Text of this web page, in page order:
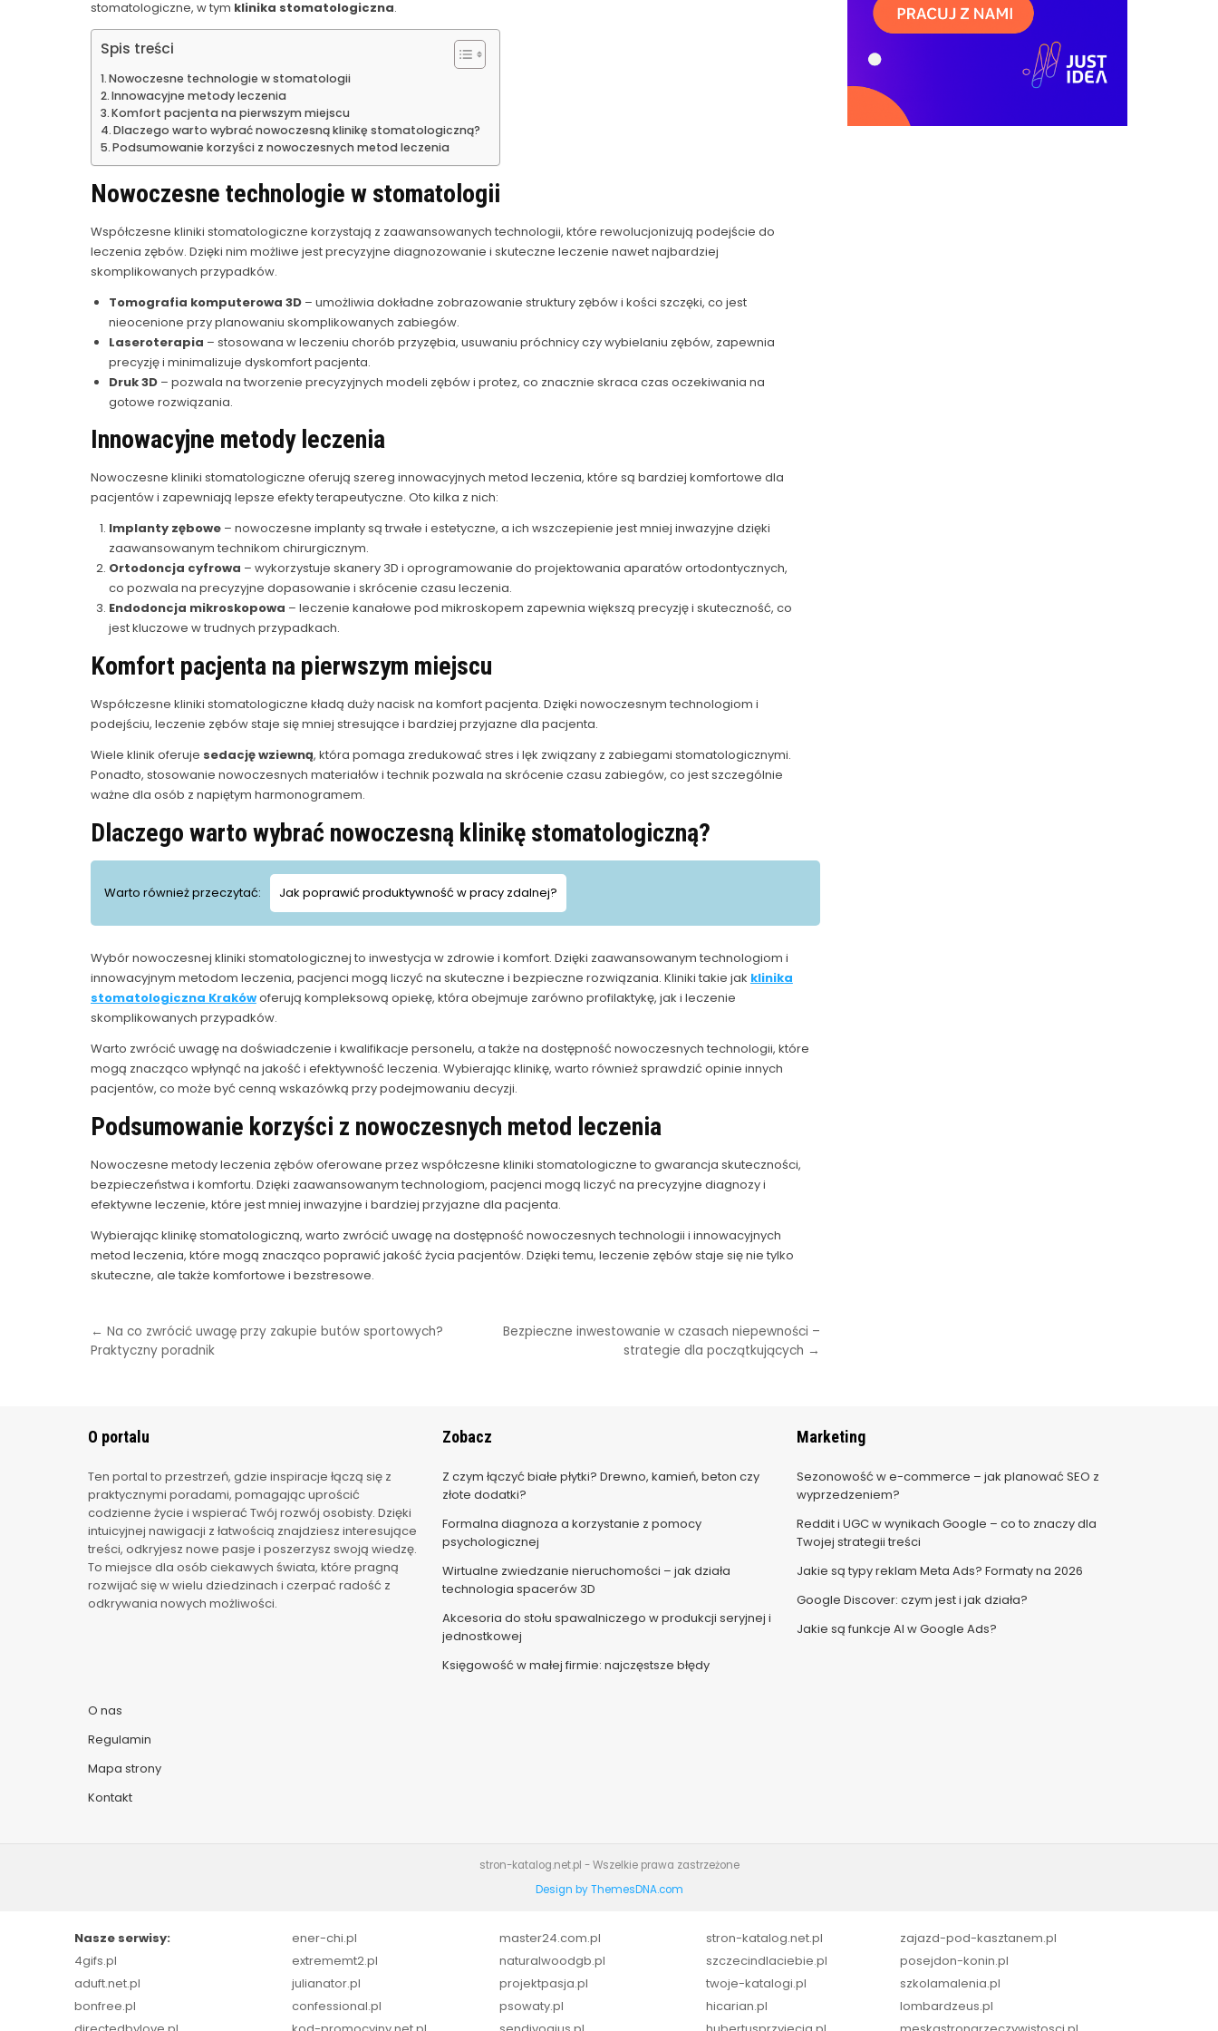
stomatologiczne, w tym klinika stomatologiczna.
Spis treści
Nowoczesne technologie w stomatologii
Innowacyjne metody leczenia
Komfort pacjenta na pierwszym miejscu
Dlaczego warto wybrać nowoczesną klinikę stomatologiczną?
Podsumowanie korzyści z nowoczesnych metod leczenia
Nowoczesne technologie w stomatologii
Współczesne kliniki stomatologiczne korzystają z zaawansowanych technologii, które rewolucjonizują podejście do
leczenia zębów. Dzięki nim możliwe jest precyzyjne diagnozowanie i skuteczne leczenie nawet najbardziej
skomplikowanych przypadków.
Tomografia komputerowa 3D– umożliwia dokładne zobrazowanie struktury zębów i kości szczęki, co jest
nieocenione przy planowaniu skomplikowanych zabiegów.
Laseroterapia – stosowana w leczeniu chorób przyzębia, usuwaniu próchnicy czy wybielaniu zębów, zapewnia
precyzję i minimalizuje dyskomfort pacjenta.
Druk 3D– pozwala na tworzenie precyzyjnych modeli zębów i protez, co znacznie skraca czas oczekiwania na
gotowe rozwiązania.
Innowacyjne metody leczenia
Nowoczesne kliniki stomatologiczne oferują szereg innowacyjnych metod leczenia, które są bardziej komfortowe dla
pacjentów i zapewniają lepsze efekty terapeutyczne. Oto kilka z nich:
Implanty zębowe– nowoczesne implanty są trwałe i estetyczne, a ich wszczepienie jest mniej inwazyjne dzięki
zaawansowanym technikom chirurgicznym.
Ortodoncja cyfrowa – wykorzystuje skanery 3D i oprogramowanie do projektowania aparatów ortodontycznych,
co pozwala na precyzyjne dopasowanie i skrócenie czasu leczenia.
Endodoncja mikroskopowa – leczenie kanałowe pod mikroskopem zapewnia większą precyzję i skuteczność, co
jest kluczowe w trudnych przypadkach.
Komfort pacjenta na pierwszym miejscu
Współczesne kliniki stomatologiczne kładą duży nacisk na komfort pacjenta. Dzięki nowoczesnym technologiom i
podejściu, leczenie zębów staje się mniej stresujące i bardziej przyjazne dla pacjenta.
Wiele klinik oferuje sedację wziewną, która pomaga zredukować stres i lęk związany z zabiegami stomatologicznymi.
Ponadto, stosowanie nowoczesnych materiałów i technik pozwala na skrócenie czasu zabiegów, co jest szczególnie
ważne dla osób z napiętym harmonogramem.
Dlaczego warto wybrać nowoczesną klinikę stomatologiczną?
Warto również przeczytać: Jak poprawić produktywność w pracy zdalnej?
Wybór nowoczesnej kliniki stomatologicznej to inwestycja w zdrowie i komfort. Dzięki zaawansowanym technologiom i
innowacyjnym metodom leczenia, pacjenci mogą liczyć na skuteczne i bezpieczne rozwiązania. Kliniki takie jak klinika
stomatologiczna Krakówoferują kompleksową opiekę, która obejmuje zarówno profilaktykę, jak i leczenie
skomplikowanych przypadków.
Warto zwrócić uwagę na doświadczenie i kwalifikacje personelu, a także na dostępność nowoczesnych technologii, które
mogą znacząco wpłynąć na jakość i efektywność leczenia. Wybierając klinikę, warto również sprawdzić opinie innych
pacjentów, co może być cenną wskazówką przy podejmowaniu decyzji.
Podsumowanie korzyści z nowoczesnych metod leczenia
Nowoczesne metody leczenia zębów oferowane przez współczesne kliniki stomatologiczne to gwarancja skuteczności,
bezpieczeństwa i komfortu. Dzięki zaawansowanym technologiom, pacjenci mogą liczyć na precyzyjne diagnozy i
efektywne leczenie, które jest mniej inwazyjne i bardziej przyjazne dla pacjenta.
Wybierając klinikę stomatologiczną, warto zwrócić uwagę na dostępność nowoczesnych technologii i innowacyjnych
metod leczenia, które mogą znacząco poprawić jakość życia pacjentów. Dzięki temu, leczenie zębów staje się nie tylko
skuteczne, ale także komfortowe i bezstresowe.
Nawigacja
wpisu
Bezpieczne inwestowanie w czasach niepewności –
strategie dla początkujących →
← Na co zwrócić uwagę przy zakupie butów sportowych?
Praktyczny poradnik
O portalu
Ten portal to przestrzeń, gdzie inspiracje łączą się z
praktycznymi poradami, pomagając uprościć
codzienne życie i wspierać Twój rozwój osobisty. Dzięki
intuicyjnej nawigacji z łatwością znajdziesz interesujące
treści, odkryjesz nowe pasje i poszerzysz swoją wiedzę.
To miejsce dla osób ciekawych świata, które pragną
rozwijać się w wielu dziedzinach i czerpać radość z
odkrywania nowych możliwości.
Zobacz
Z czym łączyć białe płytki? Drewno, kamień, beton czy
złote dodatki?
Formalna diagnoza a korzystanie z pomocy
psychologicznej
Wirtualne zwiedzanie nieruchomości – jak działa
technologia spacerów 3D
Akcesoria do stołu spawalniczego w produkcji seryjnej i
jednostkowej
Księgowość w małej firmie: najczęstsze błędy
Marketing
Sezonowość w e-commerce – jak planować SEO z
wyprzedzeniem?
Reddit i UGC w wynikach Google – co to znaczy dla
Twojej strategii treści
Jakie są typy reklam Meta Ads? Formaty na 2026
Google Discover: czym jest i jak działa?
Jakie są funkcje AI w Google Ads?
O nas
Regulamin
Mapa strony
Kontakt
stron-katalog.net.pl - Wszelkie prawa zastrzeżone
Design by ThemesDNA.com
Nasze serwisy:
4gifs.pl
aduft.net.pl
bonfree.pl
ener-chi.pl
extrememt2.pl
julianator.pl
confessional.pl
master24.com.pl
naturalwoodgb.pl
projektpasja.pl
psowaty.pl
stron-katalog.net.pl
szczecindlaciebie.pl
twoje-katalogi.pl
hicarian.pl
zajazd-pod-kasztanem.pl
posejdon-konin.pl
szkolamalenia.pl
lombardzeus.pl